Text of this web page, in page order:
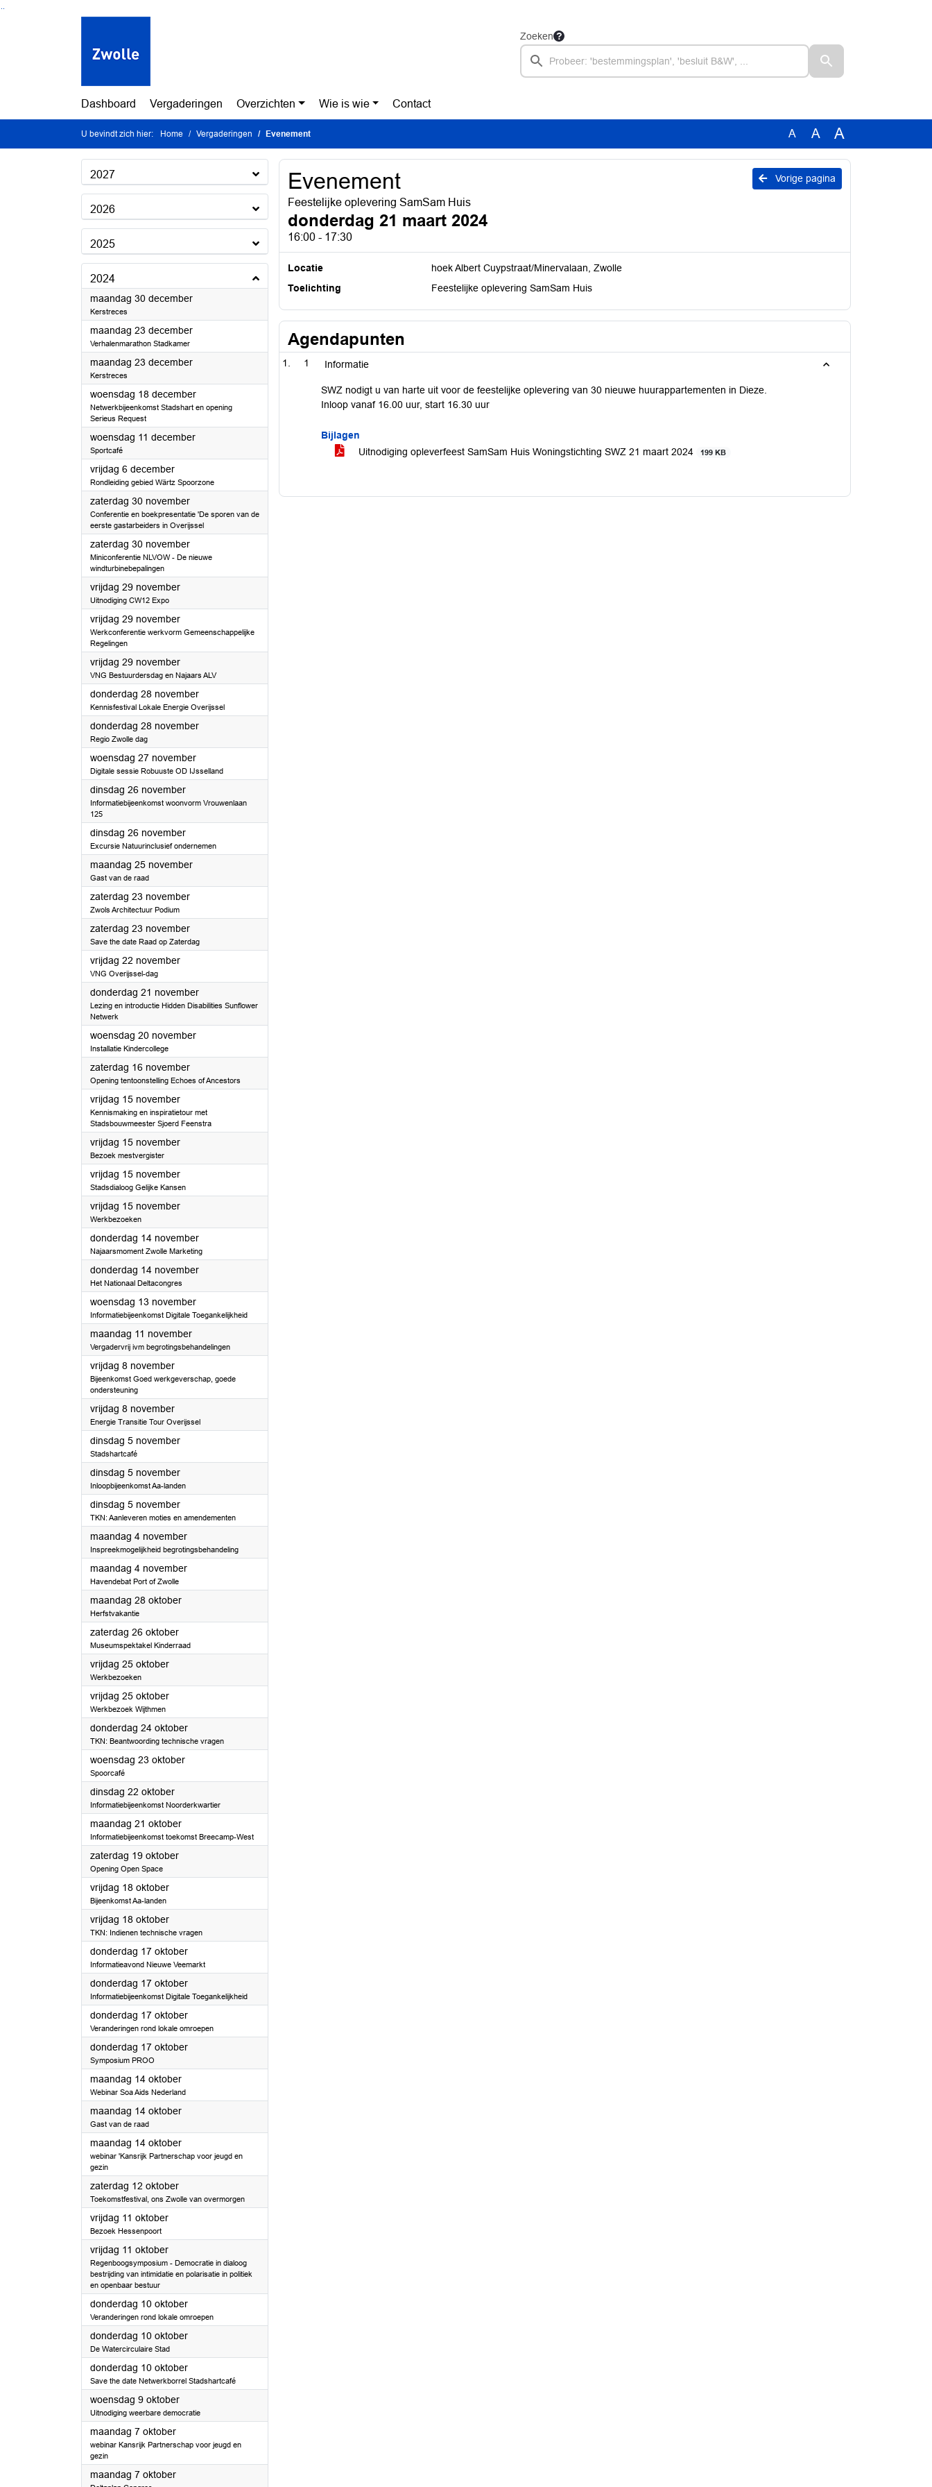
Ga naar de inhoud van deze pagina
Ga naar het zoeken
Ga naar het menu
Zoeken
Dashboard Vergaderingen Overzichten Wie is wie Contact
U bevindt zich hier: Home Vergaderingen Evenement A A A
2027
2026
2025
2024
maandag 30 december2024
Kerstreces
maandag 23 december2024
Verhalenmarathon Stadkamer
maandag 23 december2024
Kerstreces
woensdag 18 december2024
Netwerkbijeenkomst Stadshart en opening
Serieus Request
woensdag 11 december2024
Sportcafé
vrijdag 6 december2024
Rondleiding gebied Wärtz Spoorzone
zaterdag 30 november2024
Conferentie en boekpresentatie 'De sporen van de
eerste gastarbeiders in Overijssel
zaterdag 30 november2024
Miniconferentie NLVOW - De nieuwe
windturbinebepalingen
vrijdag 29 november2024
Uitnodiging CW12 Expo
vrijdag 29 november2024
Werkconferentie werkvorm Gemeenschappelijke
Regelingen
vrijdag 29 november2024
VNG Bestuurdersdag en Najaars ALV
donderdag 28 november2024
Kennisfestival Lokale Energie Overijssel
donderdag 28 november2024
Regio Zwolle dag
woensdag 27 november2024
Digitale sessie Robuuste OD IJsselland
dinsdag 26 november2024
Informatiebijeenkomst woonvorm Vrouwenlaan
125
dinsdag 26 november2024
Excursie Natuurinclusief ondernemen
maandag 25 november2024
Gast van de raad
zaterdag 23 november2024
Zwols Architectuur Podium
zaterdag 23 november2024
Save the date Raad op Zaterdag
vrijdag 22 november2024
VNG Overijssel-dag
donderdag 21 november2024
Lezing en introductie Hidden Disabilities Sunflower
Netwerk
woensdag 20 november2024
Installatie Kindercollege
zaterdag 16 november2024
Opening tentoonstelling Echoes of Ancestors
vrijdag 15 november2024
Kennismaking en inspiratietour met
Stadsbouwmeester Sjoerd Feenstra
vrijdag 15 november2024
Bezoek mestvergister
vrijdag 15 november2024
Stadsdialoog Gelijke Kansen
vrijdag 15 november2024
Werkbezoeken
donderdag 14 november2024
Najaarsmoment Zwolle Marketing
donderdag 14 november2024
Het Nationaal Deltacongres
woensdag 13 november2024
Informatiebijeenkomst Digitale Toegankelijkheid
maandag 11 november2024
Vergadervrij ivm begrotingsbehandelingen
vrijdag 8 november2024
Bijeenkomst Goed werkgeverschap, goede
ondersteuning
vrijdag 8 november2024
Energie Transitie Tour Overijssel
dinsdag 5 november2024
Stadshartcafé
dinsdag 5 november2024
Inloopbijeenkomst Aa-landen
dinsdag 5 november2024
TKN: Aanleveren moties en amendementen
maandag 4 november2024
Inspreekmogelijkheid begrotingsbehandeling
maandag 4 november2024
Havendebat Port of Zwolle
maandag 28 oktober2024
Herfstvakantie
zaterdag 26 oktober2024
Museumspektakel Kinderraad
vrijdag 25 oktober2024
Werkbezoeken
vrijdag 25 oktober2024
Werkbezoek Wijthmen
donderdag 24 oktober2024
TKN: Beantwoording technische vragen
woensdag 23 oktober2024
Spoorcafé
dinsdag 22 oktober2024
Informatiebijeenkomst Noorderkwartier
maandag 21 oktober2024
Informatiebijeenkomst toekomst Breecamp-West
zaterdag 19 oktober2024
Opening Open Space
vrijdag 18 oktober2024
Bijeenkomst Aa-landen
vrijdag 18 oktober2024
TKN: Indienen technische vragen
donderdag 17 oktober2024
Informatieavond Nieuwe Veemarkt
donderdag 17 oktober2024
Informatiebijeenkomst Digitale Toegankelijkheid
donderdag 17 oktober2024
Veranderingen rond lokale omroepen
donderdag 17 oktober2024
Symposium PROO
maandag 14 oktober2024
Webinar Soa Aids Nederland
maandag 14 oktober2024
Gast van de raad
maandag 14 oktober2024
webinar 'Kansrijk Partnerschap voor jeugd en
gezin
zaterdag 12 oktober2024
Toekomstfestival, ons Zwolle van overmorgen
vrijdag 11 oktober2024
Bezoek Hessenpoort
vrijdag 11 oktober2024
Regenboogsymposium - Democratie in dialoog
bestrijding van intimidatie en polarisatie in politiek
en openbaar bestuur
donderdag 10 oktober2024
Veranderingen rond lokale omroepen
donderdag 10 oktober2024
De Watercirculaire Stad
donderdag 10 oktober2024
Save the date Netwerkborrel Stadshartcafé
woensdag 9 oktober2024
Uitnodiging weerbare democratie
maandag 7 oktober2024
webinar Kansrijk Partnerschap voor jeugd en
gezin
maandag 7 oktober2024
Vorige pagina
Evenement
Feestelijke oplevering SamSam Huis
donderdag 21 maart 2024
16:00 - 17:30
Locatie
hoek Albert Cuypstraat/Minervalaan, Zwolle
Toelichting
Feestelijke oplevering SamSam Huis
Agendapunten
1 Informatie
SWZ nodigt u van harte uit voor de feestelijke oplevering van 30 nieuwe huurappartementen in Dieze.
Inloop vanaf 16.00 uur, start 16.30 uur
Bijlagen
Uitnodiging opleverfeest SamSam Huis Woningstichting SWZ 21 maart 2024
199 KB